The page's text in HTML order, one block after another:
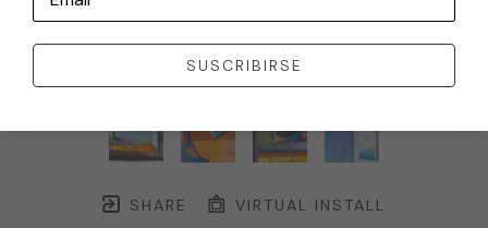
SHARE VIRTUAL INSTALL
SUSCRIBIRSE